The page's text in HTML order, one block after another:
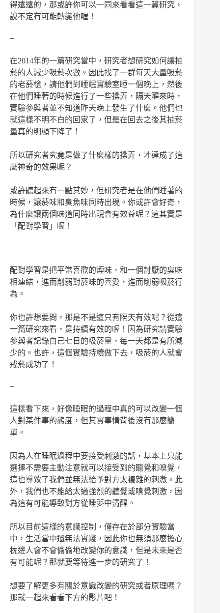
得遠遠的，那或許你可以一同來看看這一篇研究，
說不定有可能轉變他喔！
–
在2014年的一篇研究當中，研究者想研究如何讓抽
菸的人減少吸菸次數。因此找了一群每天大量吸菸
的老菸槍，請他們到睡眠實驗室睡一個晚上，然後
在他們睡著的時候進行了一些操弄，隔天醒來時，
實驗參與者並不知道昨天晚上發生了什麼。他們也
就這樣不明不白的回家了，但是在回去之後其抽菸
量真的明顯下降了！
所以研究者究竟是做了什麼樣的操弄，才達成了這
麼神奇的效果呢？
或許聽起來有一點其妙，但研究者是在他們睡著的
時候，讓菸味和臭魚味同時出現。你或許會好奇，
為什麼讓兩個味道同時出現會有效益呢？這其實是
「配對學習」喔！
–
配對學習是把平常喜歡的煙味，和一個討厭的臭味
相連結，進而削弱對菸味的喜愛，進而削弱吸菸行
為。
你也許想要問，那是不是這只有隔天有效呢？從這
一篇研究來看，是持續有效的喔！因為研究請實驗
參與者記錄自己七日的吸菸量，每一天都是有所減
少的。也許，這個實驗持續做下去，吸菸的人就會
戒菸成功了！
–
這樣看下來，好像睡眠的過程中真的可以改變一個
人對某件事的態度，但其實事情背後沒有那麼簡
單。
因為人在睡眠過程中要接受刺激的話，基本上只能
選擇不需要主動注意就可以接受到的聽覺和嗅覺，
這也導致了我們並無法給予對方太複雜的刺激。此
外，我們也不能給太過強烈的聽覺或嗅覺刺激，因
為這有可能導致對方從睡夢中清醒。
所以目前這樣的意識控制，僅存在於部分實驗當
中，生活當中還無法實踐，因此你也無須那麼擔心
枕邊人會不會偷偷地改變你的意識，但是未來是否
有可能呢？那就要等待進一步的研究了！
想要了解更多有關於意識改變的研究或者原理嗎？
那就一起來看看下方的影片吧！